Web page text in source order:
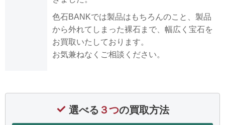
色石BANKでは製品はもちろんのこと、製品
から外れてしまった裸石まで、幅広く宝石を
お買取いたしております。
お気兼ねなくご相談ください。
選べる ３つの買取方法